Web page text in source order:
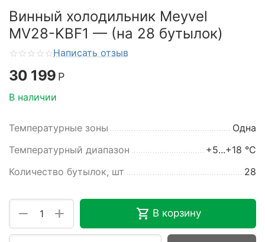
Винный холодильник Meyvel
MV28-KBF1 — (на 28 бутылок)
Написать отзыв
30 199 Р
В наличии
Температурные зоны
Одна
Температурный диапазон
+5...+18 °C
Количество бутылок, шт
28
+
− В корзину